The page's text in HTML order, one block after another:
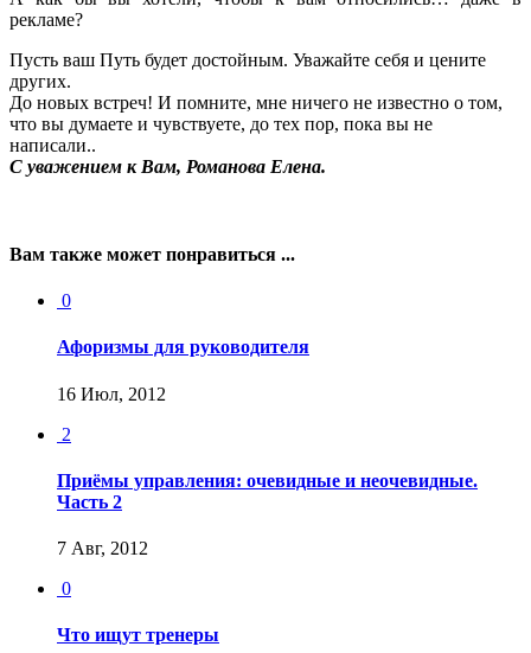
рекламе?
Пусть ваш Путь будет достойным. Уважайте себя и цените
других.
До новых встреч! И помните, мне ничего не известно о том,
что вы думаете и чувствуете, до тех пор, пока вы не
написали..
С уважением к Вам, Романова Елена.
Вам также может понравиться ...
0
Афоризмы для руководителя
16 Июл, 2012
2
Приёмы управления: очевидные и неочевидные.
Часть 2
7 Авг, 2012
0
Что ищут тренеры